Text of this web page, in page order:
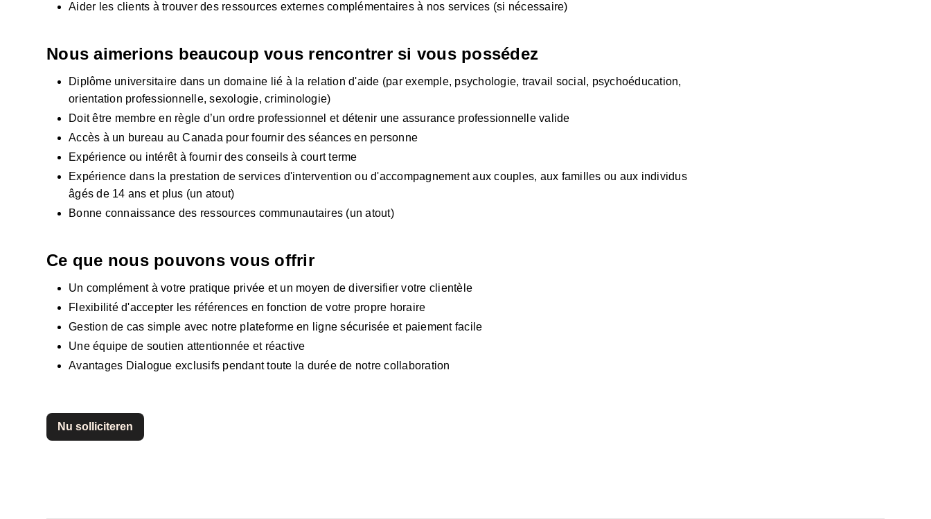
Aider les clients à trouver des ressources externes complémentaires à nos services (si nécessaire)
Nous aimerions beaucoup vous rencontrer si vous possédez
​​Diplôme universitaire dans un domaine lié à la relation d'aide (par exemple, psychologie, travail social, psychoéducation,
orientation professionnelle, sexologie, criminologie)
Doit être membre en règle d’un ordre professionnel et détenir une assurance professionnelle valide
Accès à un bureau au Canada pour fournir des séances en personne
Expérience ou intérêt à fournir des conseils à court terme
Expérience dans la prestation de services d'intervention ou d'accompagnement aux couples, aux familles ou aux individus
âgés de 14 ans et plus (un atout)
Bonne connaissance des ressources communautaires (un atout)
Ce que nous pouvons vous offrir
Un complément à votre pratique privée et un moyen de diversifier votre clientèle
Flexibilité d'accepter les références en fonction de votre propre horaire
Gestion de cas simple avec notre plateforme en ligne sécurisée et paiement facile
Une équipe de soutien attentionnée et réactive
Avantages Dialogue exclusifs pendant toute la durée de notre collaboration
Nu solliciteren